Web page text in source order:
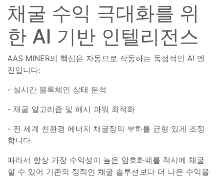
채굴 수익 극대화를 위
한 AI 기반 인텔리전스
AAS MINER의 핵심은 자동으로 작동하는 독점적인 AI 엔
진입니다:
- 실시간 블록체인 상태 분석
- 채굴 알고리즘 및 해시 파워 최적화
- 전 세계 친환경 에너지 채굴장의 부하를 균형 있게 조정
합니다.
따라서 항상 가장 수익성이 높은 암호화폐를 적시에 채굴
할 수 있어 기존의 정적인 채굴 솔루션보다 더 나은 수익을